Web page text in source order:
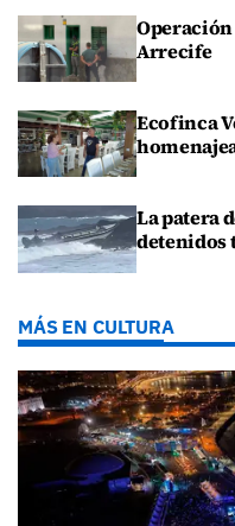
Arrecife
Ecofinca
La patera
detenidos
MÁS EN CULTURA